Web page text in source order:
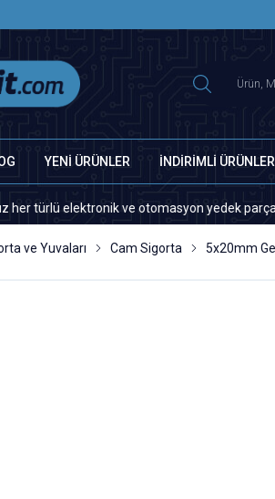
YENİ ÜRÜNLER İNDİRİMLİ ÜRÜNLER
elektronik ve otomasyon yedek parça için
ve Yuvaları Cam Sigorta 5x20mm